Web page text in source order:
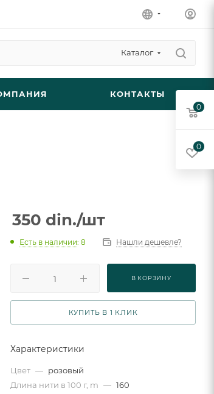
Каталог
КОНТАКТЫ
350 din./шт
Есть в наличии: 8 Нашли дешевле?
В КОРЗИНУ
КУПИТЬ В 1 КЛИК
Характеристики
Цвет — розовый
Длина нити в 100 г, m — 160
0
0